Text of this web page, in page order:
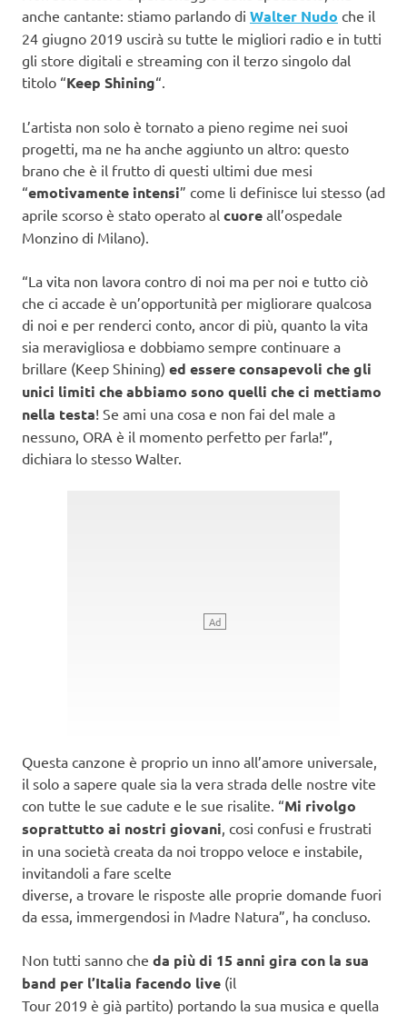
anche cantante: stiamo parlando di Walter Nudo che il
24 giugno 2019 uscirà su tutte le migliori radio e in tutti
gli store digitali e streaming con il terzo singolo dal
titolo “Keep Shining“.
L’artista non solo è tornato a pieno regime nei suoi
progetti, ma ne ha anche aggiunto un altro: questo
brano che è il frutto di questi ultimi due mesi
“emotivamente intensi” come li definisce lui stesso (ad
aprile scorso è stato operato al cuore all’ospedale
Monzino di Milano).
“La vita non lavora contro di noi ma per noi e tutto ciò
che ci accade è un’opportunità per migliorare qualcosa
di noi e per renderci conto, ancor di più, quanto la vita
sia meravigliosa e dobbiamo sempre continuare a
brillare (Keep Shining) ed essere consapevoli che gli
unici limiti che abbiamo sono quelli che ci mettiamo
nella testa! Se ami una cosa e non fai del male a
nessuno, ORA è il momento perfetto per farla!”,
dichiara lo stesso Walter.
Questa canzone è proprio un inno all’amore universale,
il solo a sapere quale sia la vera strada delle nostre vite
con tutte le sue cadute e le sue risalite. “Mi rivolgo
soprattutto ai nostri giovani , cosi confusi e frustrati
in una società creata da noi troppo veloce e instabile,
invitandoli a fare scelte
diverse, a trovare le risposte alle proprie domande fuori
da essa, immergendosi in Madre Natura”, ha concluso.
Non tutti sanno che da più di 15 anni gira con la sua
band per l’Italia facendo live (il
Tour 2019 è già partito) portando la sua musica e quella